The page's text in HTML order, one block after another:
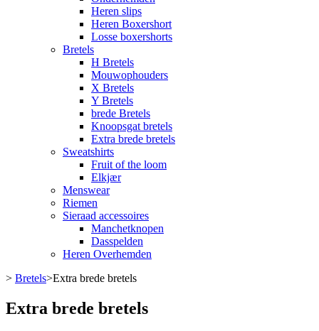
Heren slips
Heren Boxershort
Losse boxershorts
Bretels
H Bretels
Mouwophouders
X Bretels
Y Bretels
brede Bretels
Knoopsgat bretels
Extra brede bretels
Sweatshirts
Fruit of the loom
Elkjær
Menswear
Riemen
Sieraad accessoires
Manchetknopen
Dasspelden
Heren Overhemden
> Bretels>Extra brede bretels
Extra brede bretels